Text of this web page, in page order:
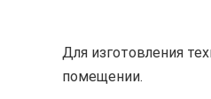
Для изготовления
помещении.